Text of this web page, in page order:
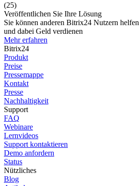
(25)
Veröffentlichen Sie Ihre Lösung
Sie können anderen Bitrix24 Nutzern helfen
und dabei Geld verdienen
Mehr erfahren
Bitrix24
Produkt
Preise
Pressemappe
Kontakt
Presse
Nachhaltigkeit
Support
FAQ
Webinare
Lernvideos
Support kontaktieren
Demo anfordern
Status
Nützliches
Blog